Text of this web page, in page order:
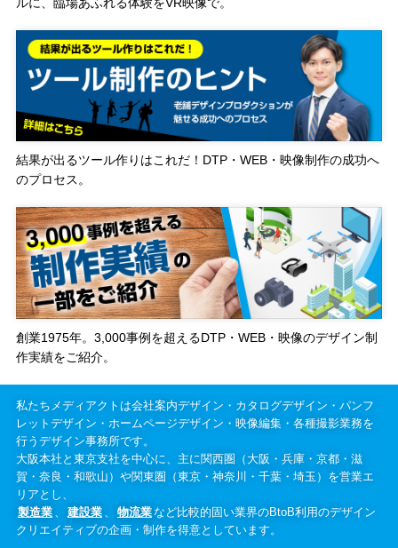
結果が出るツール作りはこれだ！DTP・WEB・映像制作の成功へ
のプロセス。
創業1975年。3,000事例を超えるDTP・WEB・映像のデザイン制
作実績をご紹介。
私たちメディアクトは会社案内デザイン・カタログデザイン・パンフ
レットデザイン・ホームページデザイン・映像編集・各種撮影業務を
行うデザイン事務所です。
大阪本社と東京支社を中心に、主に関西圏（大阪・兵庫・京都・滋
賀・奈良・和歌山）や関東圏（東京・神奈川・千葉・埼玉）を営業エ
リアとし、
製造業
建設業 物流業など比較的固い業界のBtoB利用のデザイン
クリエイティブの企画・制作を得意としています。